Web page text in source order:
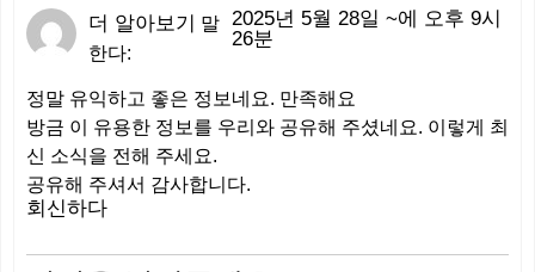
더 알아보기 말
한다:
2025년 5월 28일 ~에 오후 9시
26분
정말 유익하고 좋은 정보네요. 만족해요
방금 이 유용한 정보를 우리와 공유해 주셨네요. 이렇게 최
신 소식을 전해 주세요.
공유해 주셔서 감사합니다.
회신하다